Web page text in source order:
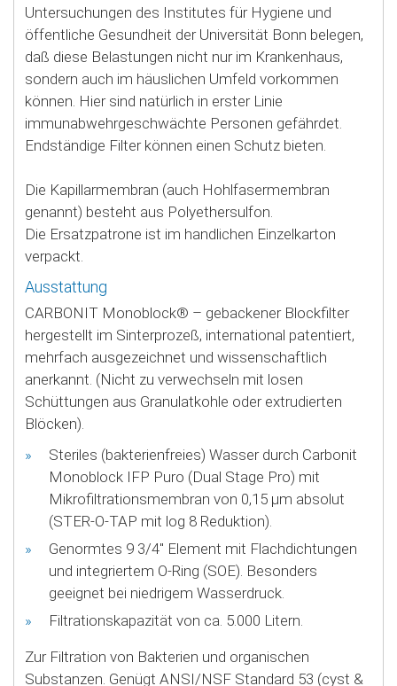
Untersuchungen des Institutes für Hygiene und
öffentliche Gesundheit der Universität Bonn belegen,
daß diese Belastungen nicht nur im Krankenhaus,
sondern auch im häuslichen Umfeld vorkommen
können. Hier sind natürlich in erster Linie
immunabwehrgeschwächte Personen gefährdet.
Endständige Filter können einen Schutz bieten.
Die Kapillarmembran (auch Hohlfasermembran
genannt) besteht aus Polyethersulfon.
Die Ersatzpatrone ist im handlichen Einzelkarton
verpackt.
Ausstattung
CARBONIT Monoblock® – gebackener Blockfilter
hergestellt im Sinterprozeß, international patentiert,
mehrfach ausgezeichnet und wissenschaftlich
anerkannt. (Nicht zu verwechseln mit losen
Schüttungen aus Granulatkohle oder extrudierten
Blöcken).
Steriles (bakterienfreies) Wasser durch Carbonit
Monoblock IFP Puro (Dual Stage Pro) mit
Mikrofiltrationsmembran von 0,15 µm absolut
(STER-O-TAP mit log 8 Reduktion).
Genormtes 9 3/4" Element mit Flachdichtungen
und integriertem O-Ring (SOE). Besonders
geeignet bei niedrigem Wasserdruck.
Filtrationskapazität von ca. 5.000 Litern.
Zur Filtration von Bakterien und organischen
Substanzen. Genügt ANSI/NSF Standard 53 (cyst &